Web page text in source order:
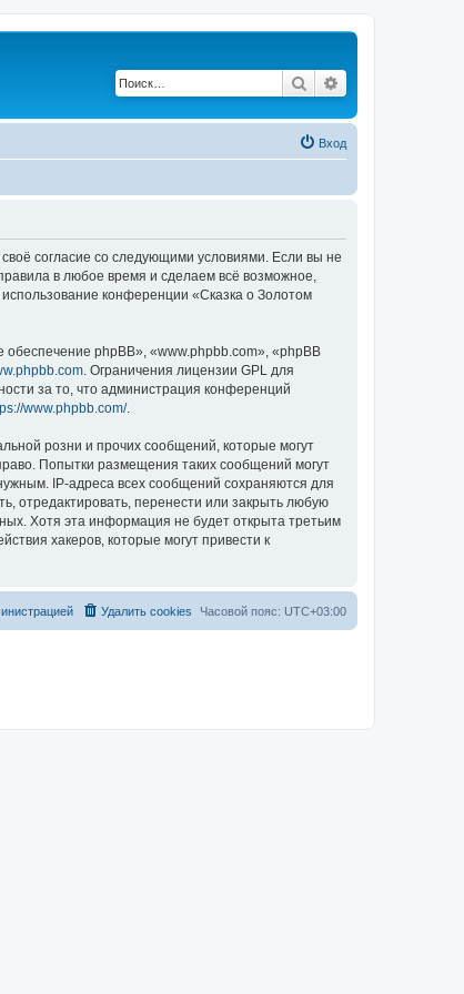
Поиск
Вход
согласие со следующими условиями. Если вы не
в любое время и сделаем всё возможное,
конференции «Сказка о Золотом
phpBB», «www.phpbb.com», «phpBB
. Ограничения лицензии GPL для
за то, что администрация конференций
www.phpbb.com/.
розни и прочих сообщений, которые могут
Попытки размещения таких сообщений могут
IP-адреса всех сообщений сохраняются для
отредактировать, перенести или закрыть любую
Хотя эта информация не будет открыта третьим
хакеров, которые могут привести к
Часовой пояс: UTC+03:00
Удалить cookies